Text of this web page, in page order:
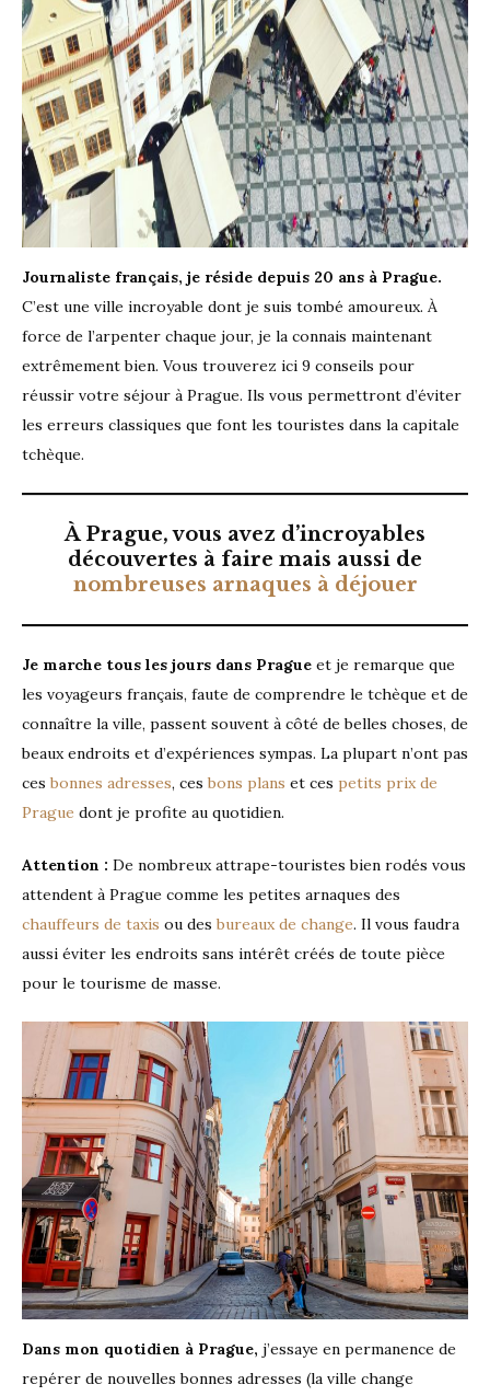
Journaliste français, je réside depuis 20 ans à Prague.
C’est une ville incroyable dont je suis tombé amoureux. À
force de l’arpenter chaque jour, je la connais maintenant
extrêmement bien. Vous trouverez ici 9 conseils pour
réussir votre séjour à Prague. Ils vous permettront d’éviter
les erreurs classiques que font les touristes dans la capitale
tchèque.
À Prague, vous avez d’incroyables
découvertes à faire mais aussi de
nombreuses arnaques à déjouer
Je marche tous les jours dans Prague et je remarque que
les voyageurs français, faute de comprendre le tchèque et de
connaître la ville, passent souvent à côté de belles choses, de
beaux endroits et d’expériences sympas. La plupart n’ont pas
ces bonnes adresses, ces bons plans et ces petits prix de
Prague dont je profite au quotidien.
Attention : De nombreux attrape-touristes bien rodés vous
attendent à Prague comme les petites arnaques des
chauffeurs de taxis ou des bureaux de change. Il vous faudra
aussi éviter les endroits sans intérêt créés de toute pièce
pour le tourisme de masse.
Dans mon quotidien à Prague, j’essaye en permanence de
repérer de nouvelles bonnes adresses (la ville change